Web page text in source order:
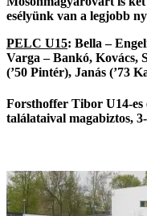
esélyünk van a legjobb
PELC U15: Bella –
Varga – Bankó, Kovács,
(’50 Pintér), Janás (’73
Forsthoffer Tibor U14-es
találataival magabiztos,